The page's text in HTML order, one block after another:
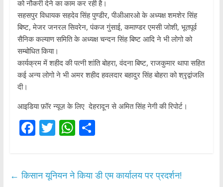
को नौकरी देने का काम कर रही है।
सहसपुर विधायक सहदेव सिंह पुण्डीर, पीअीआरओ के अध्यक्ष शमशेर सिंह
बिष्ट, मेजर जनरल सिवरेन, पंकज गुंसाई, कमाण्डर एमसी जोशी, भूतपूर्व
सैनिक कल्याण समिति के अध्यक्ष चन्दन सिंह बिष्ट आदि ने भी लोगो को
सम्बोधित किया।
कार्यक्रम में शहीद की पत्नी शांति बोहरा, वंदना बिष्ट, राजकुमार थापा सहित
कई अन्य लोगो ने भी अमर शहीद हवलदार बहादुर सिंह बोहरा को श्रृद्वांजलि
दी।
आइडिया फ़ॉर न्यूज़ के लिए देहरादून से अमित सिंह नेगी की रिपोर्ट।
F
b
T
er
W
s
S
e
← किसान यूनियन ने किया डी एम कार्यालय पर प्रदर्शन!